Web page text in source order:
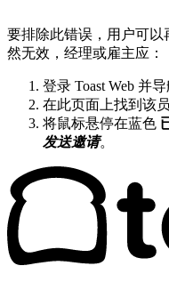
要排除此错误，用户可
然无效，经理或雇主应：
登录 Toast Web 并导
在此页面上找到该员
将鼠标悬停在蓝色
发送邀请。